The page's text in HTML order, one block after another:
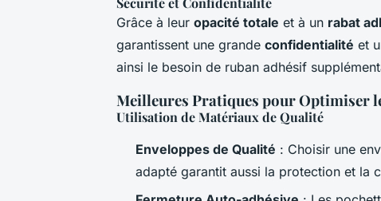
Grâce à leur opacité totale et à un rabat
garantissent une grande confidentialité et
ainsi le besoin de ruban adhésif
Meilleures Pratiques pour Optimiser
Utilisation de Matériaux de Qualité
Enveloppes de Qualité : Choisir une
adapté garantit aussi la protection et la